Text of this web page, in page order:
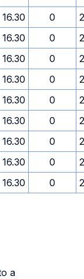
16.30 0
16.30 0
16.30 0
16.30 0
16.30 0
16.30 0
16.30 0
16.30 0
16.30 0
a